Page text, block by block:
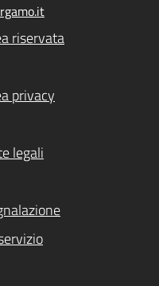
riservata
privacy
legali